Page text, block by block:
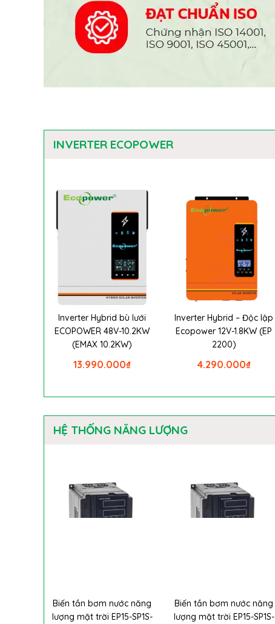
INVERTER ECOPOWER
Inverter Hybrid bù lưới
ECOPOWER 48V-10.2KW
(EMAX 10.2KW)
₫
13.990.000
Inverter Hybrid – Độc lập
Ecopower 12V-1.8KW (EP
2200)
₫
4.290.000
HỆ THỐNG NĂNG LƯỢNG
Biến tần bơm nước năng
lượng mặt trời EP15-SP1S-
Biến tần bơm nước năng
lượng mặt trời EP15-SP1S-